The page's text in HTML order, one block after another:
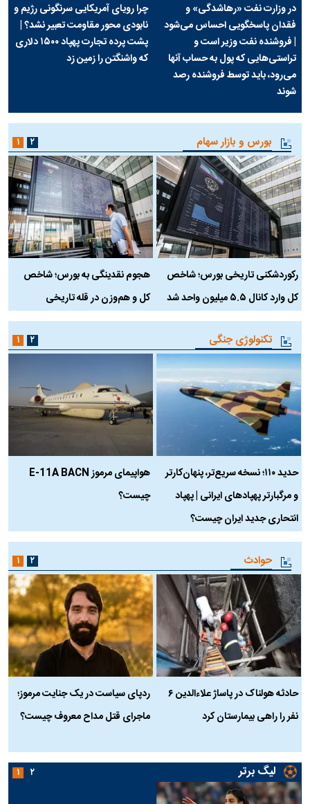
در وزارت نفت «رهاشدگی» و
فقدان پاسخگویی احساس می‌شود
| فروشنده نفت وزیر است و
تراستی‌هایی که پول به حساب آنها
می‌رود، باید توسط فروشنده رصد
شوند
چرا رویای آمریکایی سرنگونی رژیم و
نابودی محور مقاومت تعبیر نشد؟ |
پشت پرده تجارت پهپاد‌ ۱۵۰۰ دلاری
که واشنگتن را زمین زد
بورس و بازار سهام
رکوردشکنی تاریخی بورس؛ شاخص
کل وارد کانال ۵.۵ میلیون واحد شد
هجوم نقدینگی به بورس؛ شاخص
کل و هم‌وزن در قله تاریخی
۱ ۲
تکنولوژی جنگی
حدید ۱۱۰؛ نسخه سریع‌تر، پنهان‌کارتر
و مرگبارتر پهپادهای ایرانی | پهپاد
انتحاری جدید ایران چیست؟
هواپیمای مرموز E-11A BACN
چیست؟
۱ ۲
حوادث
حادثه هولناک در پاساژ علاءالدین ۶
نفر را راهی بیمارستان کرد
ردپای سیاست در یک جنایت مرموز؛
ماجرای قتل مداح معروف چیست؟
۱ ۲
لیگ برتر ۱ ۲